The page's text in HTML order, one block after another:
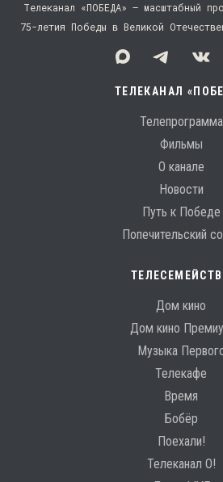
Телеканал «ПОБЕДА» — масштабный
75-летия Победы в Великой
ТЕЛЕКАНАЛ
Телепрограмма
Фильмы
О канале
Новости
Путь к Победе
Попечительский
Дом кино
Дом кино
Музыка
Телекафе
Время
Бобёр
Поехали!
Телеканал О!